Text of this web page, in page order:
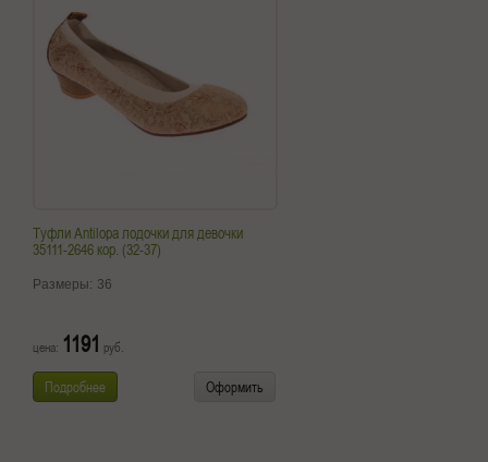
Туфли Antilopa лодочки для девочки
35111-2646 кор. (32-37)
Размеры: 36
цена: 1191 руб.
Подробнее Оформить